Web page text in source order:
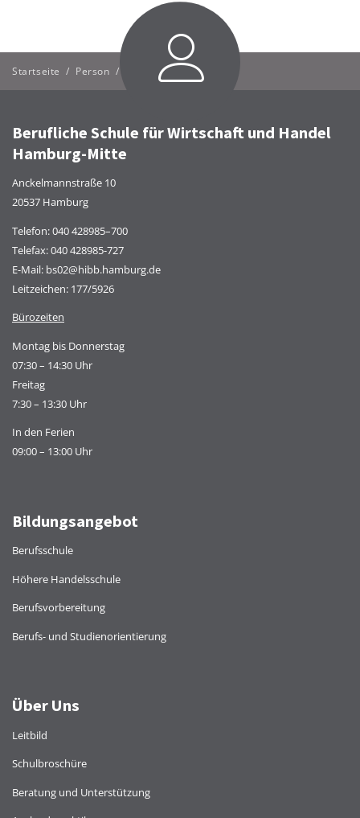
Startseite / Person / Matthias Dreyer
Berufliche Schule für Wirtschaft und Handel
Hamburg-Mitte
Anckelmannstraße 10
20537 Hamburg
Telefon:040 428985–700
Telefax: 040 428985-727
E-Mail: bs02@hibb.hamburg.de
Leitzeichen: 177/5926
Bürozeiten
Montag bis Donnerstag
07:30 – 14:30 Uhr
Freitag
7:30 – 13:30 Uhr
In den Ferien
09:00 – 13:00 Uhr
Bildungsangebot
Berufsschule
Höhere Handelsschule
Berufsvorbereitung
Berufs- und Studienorientierung
Über Uns
Leitbild
Schulbroschüre
Beratung und Unterstützung